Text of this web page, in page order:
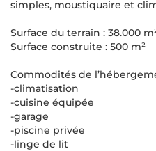
simples, moustiquaire et
Surface du terrain : 38.000
Surface construite : 500 m²
Commodités de
-climatisation
-cuisine équipée
-garage
-piscine privée
-linge de lit